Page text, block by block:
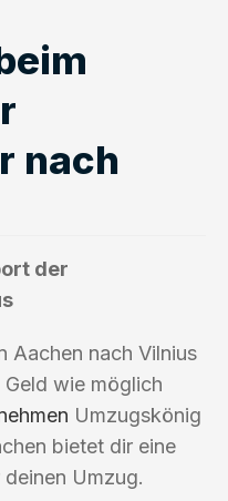
nach
der
Aachen nach Vilnius
wie möglich
Umzugskönig
bietet dir eine
Umzug.